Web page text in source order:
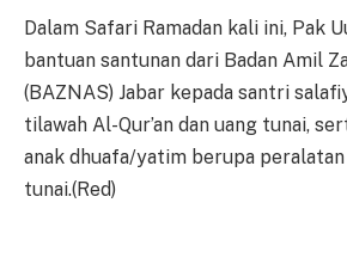
Dalam Safari Ramadan kali ini, Pak
bantuan santunan dari Badan Amil
(BAZNAS) Jabar kepada santri
tilawah Al-Qur’an dan uang tunai,
anak dhuafa/yatim berupa
tunai.(Red)